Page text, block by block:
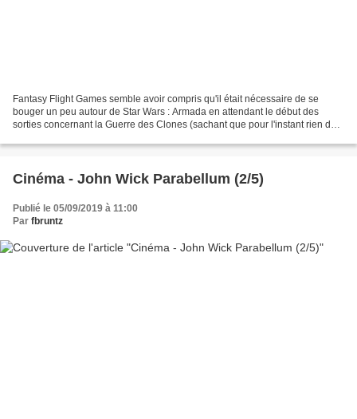
Fantasy Flight Games semble avoir compris qu'il était nécessaire de se
bouger un peu autour de Star Wars : Armada en attendant le début des
sorties concernant la Guerre des Clones (sachant que pour l'instant rien de
Cinéma - John Wick Parabellum (2/5)
Publié le 05/09/2019 à 11:00
Par fbruntz